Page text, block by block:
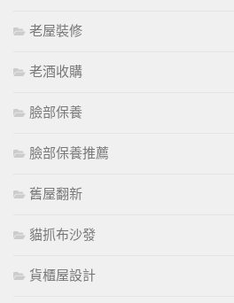
老屋裝修
老酒收購
臉部保養
臉部保養推薦
舊屋翻新
貓抓布沙發
貨櫃屋設計